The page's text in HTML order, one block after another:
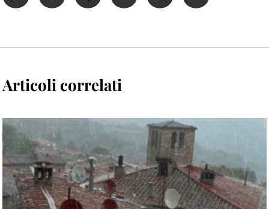
Articoli correlati